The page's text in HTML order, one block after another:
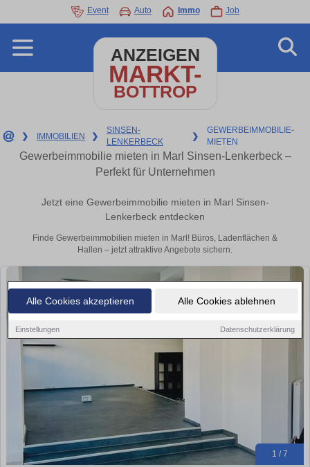
Alle Cookies akzeptieren Alle Cookies ablehnen
Einstellungen Datenschutzerklärung
Event Auto Immo Job
ANZEIGEN
MARKT-
BOTTROP
❯ IMMOBILIEN ❯
SINSEN-
LENKERBECK
❯
GEWERBEIMMOBILIE-
MIETEN
Gewerbeimmobilie mieten in Marl Sinsen-Lenkerbeck –
Perfekt für Unternehmen
Jetzt eine Gewerbeimmobilie mieten in Marl Sinsen-
Lenkerbeck entdecken
Finde Gewerbeimmobilien mieten in Marl! Büros, Ladenflächen &
Hallen – jetzt attraktive Angebote sichern.
1 / 7